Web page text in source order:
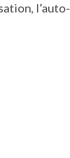
l’auto-